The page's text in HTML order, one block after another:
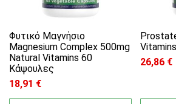
Φυτικό Μαγνήσιο
Magnesium Complex 500mg
Natural Vitamins 60
Κάψουλες
18,91 €
26,86 €